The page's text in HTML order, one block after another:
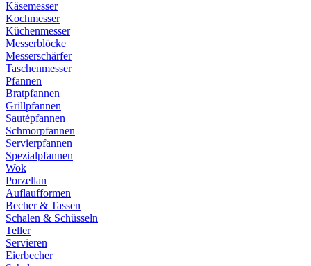
Käsemesser
Kochmesser
Küchenmesser
Messerblöcke
Messerschärfer
Taschenmesser
Pfannen
Bratpfannen
Grillpfannen
Sautépfannen
Schmorpfannen
Servierpfannen
Spezialpfannen
Wok
Porzellan
Auflaufformen
Becher & Tassen
Schalen & Schüsseln
Teller
Servieren
Eierbecher